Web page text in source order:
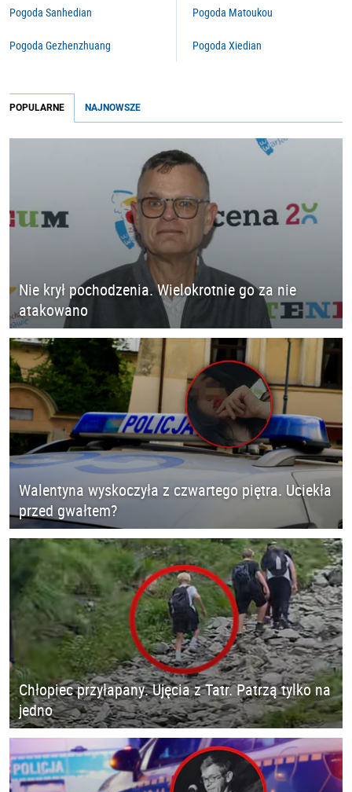
Pogoda Sanhedian
Pogoda Gezhenzhuang
Pogoda Matoukou
Pogoda Xiedian
POPULARNE NAJNOWSZE
Nie krył pochodzenia. Wielokrotnie go za nie
atakowano
Walentyna wyskoczyła z czwartego piętra. Uciekła
przed gwałtem?
Chłopiec przyłapany. Ujęcia z Tatr. Patrzą tylko na
jedno